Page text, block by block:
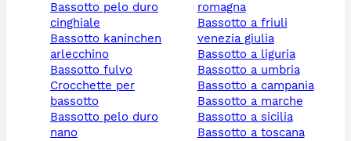
bassotto pelo duro
cinghiale
bassotto kaninchen
arlecchino
bassotto fulvo
crocchette per
bassotto
bassotto pelo duro
nano
romagna
bassotto a friuli
venezia giulia
bassotto a liguria
bassotto a umbria
bassotto a campania
bassotto a marche
bassotto a sicilia
bassotto a toscana